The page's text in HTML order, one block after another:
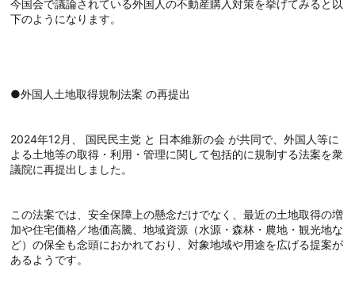
今国会で議論されている外国人の不動産購入対策を挙げてみると以
下のようになります。
●外国人土地取得規制法案 の再提出
2024年12月、 国民民主党 と 日本維新の会 が共同で、外国人等に
よる土地等の取得・利用・管理に関して包括的に規制する法案を衆
議院に再提出しました。
この法案では、安全保障上の懸念だけでなく、最近の土地取得の増
加や住宅価格／地価高騰、地域資源（水源・森林・農地・観光地な
ど）の保全も念頭におかれており、対象地域や用途を広げる提案が
あるようです。